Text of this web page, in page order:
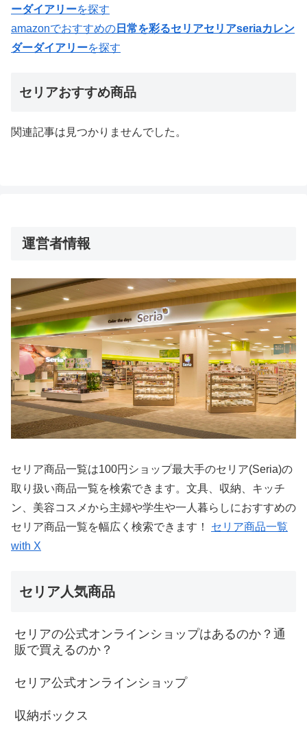
ーダイアリーを探す
amazonでおすすめの 日常を彩るセリアセリアseriaカレン
ダーダイアリーを探す
セリアおすすめ商品
関連記事は見つかりませんでした。
運営者情報
セリア商品一覧は100円ショップ最大手のセリア(Seria)の
取り扱い商品一覧を検索できます。文具、収納、キッチ
ン、美容コスメから主婦や学生や一人暮らしにおすすめの
セリア商品一覧を幅広く検索できます！ セリア商品一覧
with X
セリア人気商品
セリアの公式オンラインショップはあるのか？通
販で買えるのか？
セリア公式オンラインショップ
収納ボックス